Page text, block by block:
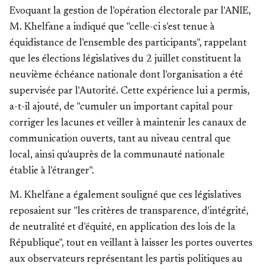
Evoquant la gestion de l'opération électorale par l'ANIE,
M. Khelfane a indiqué que "celle-ci s'est tenue à
équidistance de l'ensemble des participants", rappelant
que les élections législatives du 2 juillet constituent la
neuvième échéance nationale dont l'organisation a été
supervisée par l'Autorité. Cette expérience lui a permis,
a-t-il ajouté, de "cumuler un important capital pour
corriger les lacunes et veiller à maintenir les canaux de
communication ouverts, tant au niveau central que
local, ainsi qu'auprès de la communauté nationale
établie à l'étranger".
M. Khelfane a également souligné que ces législatives
reposaient sur "les critères de transparence, d'intégrité,
de neutralité et d'équité, en application des lois de la
République", tout en veillant à laisser les portes ouvertes
aux observateurs représentant les partis politiques au